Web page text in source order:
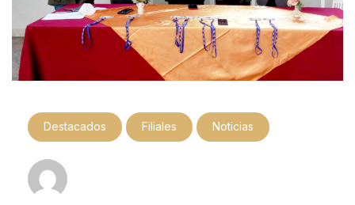
Destacados Filiales Noticias